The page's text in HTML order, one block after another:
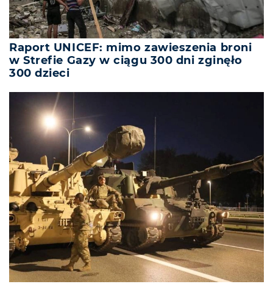
Raport UNICEF: mimo zawieszenia broni
w Strefie Gazy w ciągu 300 dni zginęło
300 dzieci